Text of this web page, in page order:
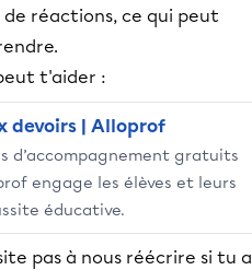
réactions, ce qui peut
t'aider :
devoirs | Alloprof
d’accompagnement gratuits
engage les élèves et leurs
éducative.
pas à nous réécrire si tu